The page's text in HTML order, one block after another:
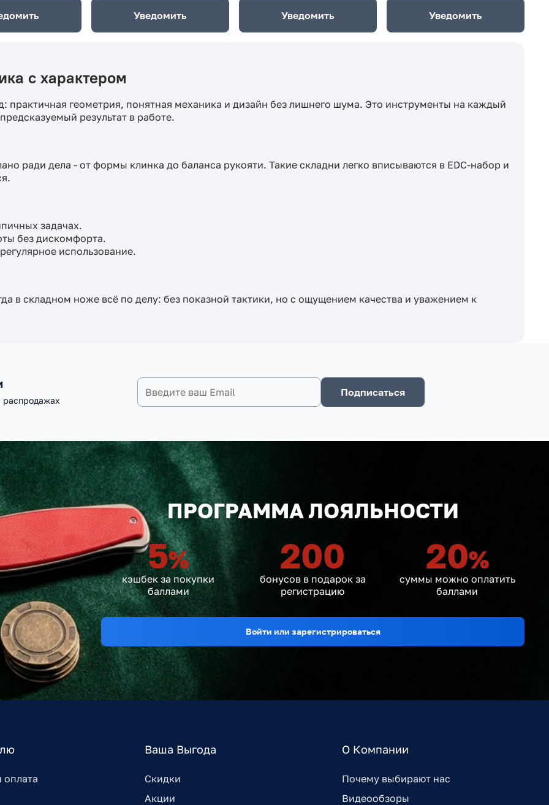
Уведомить Уведомить Уведомить
с характером
практичная геометрия, понятная механика и дизайн без лишнего шума. Это инструменты на каждый
результат в работе.
ради дела - от формы клинка до баланса рукояти. Такие складни легко вписываются в EDC-набор и
задачах.
без дискомфорта.
использование.
в складном ноже всё по делу: без показной тактики, но с ощущением качества и уважением к
распродажах
Подписаться
ПРОГРАММА ЛОЯЛЬНОСТИ
5%
кэшбек за покупки
баллами
200
бонусов в подарок за
регистрацию
20%
суммы можно оплатить
баллами
Войти или зарегистрироваться
оплата
Ваша Выгода
Скидки
Акции
О Компании
Почему выбирают нас
Видеообзоры